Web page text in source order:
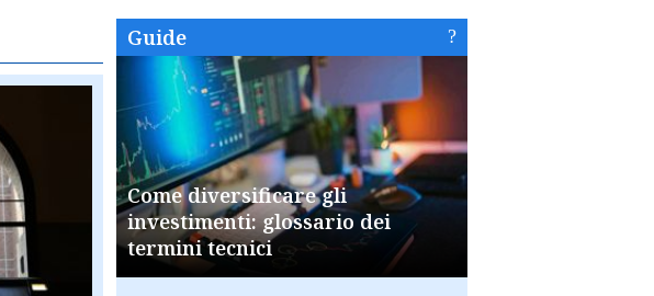
Guide
Come diversificare gli
investimenti: glossario dei
termini tecnici